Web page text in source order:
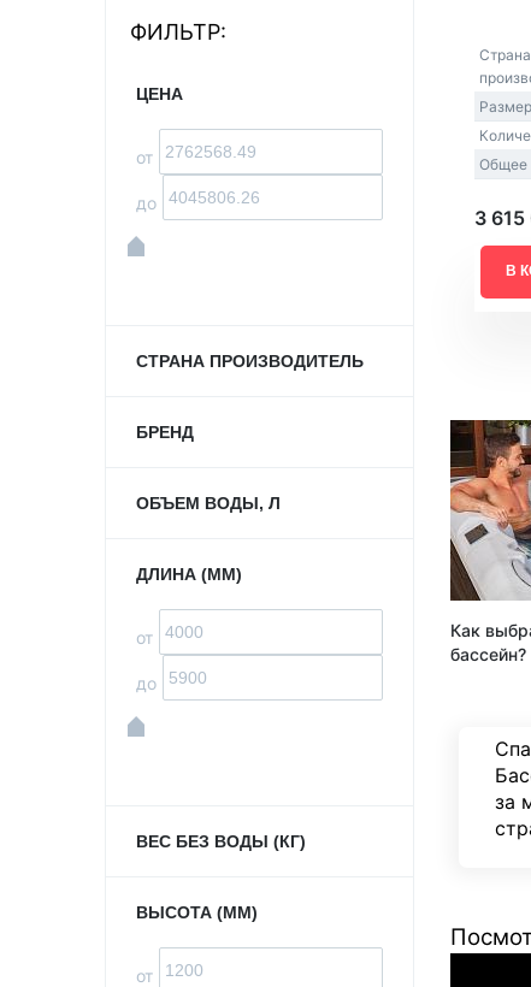
Акриловые
ФИЛЬТР:
ЦЕНА
от
до
СТРАНА ПРОИЗВОДИТЕЛЬ
БРЕНД
ОБЪЕМ ВОДЫ, Л
ДЛИНА (ММ)
от
до
ВЕС БЕЗ ВОДЫ (КГ)
ВЫСОТА (ММ)
от
Страна
Общее
3
В
Как
бассейн?
за